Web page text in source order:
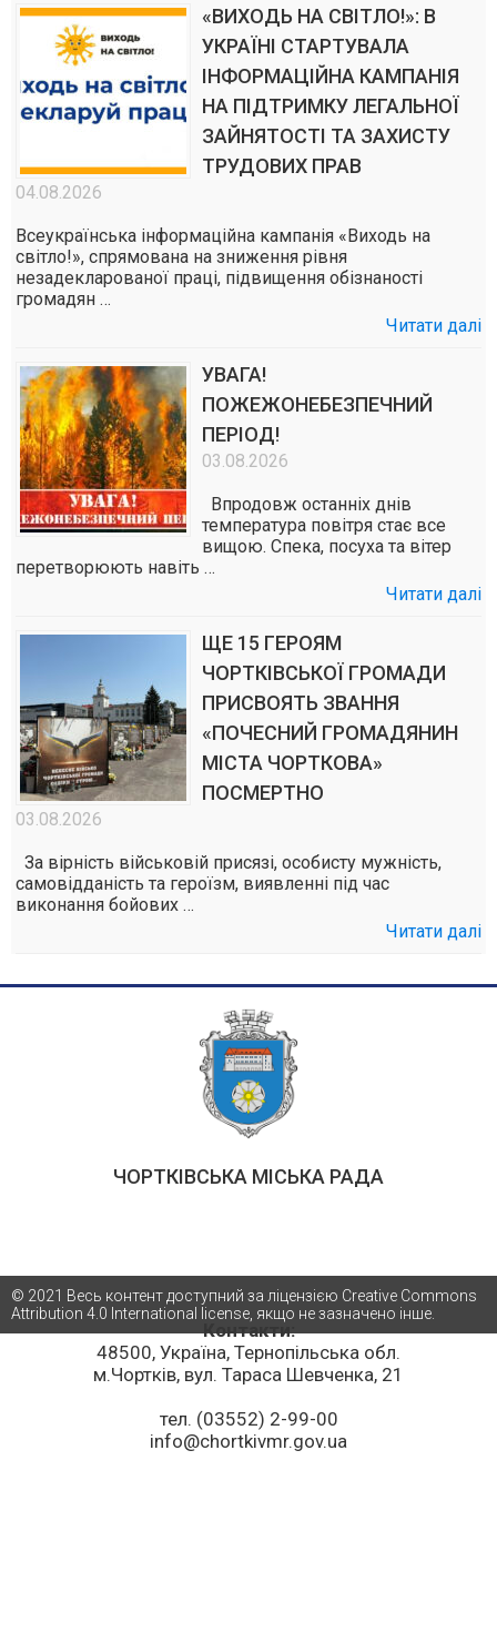
«ВИХОДЬ НА СВІТЛО!»: В
УКРАЇНІ СТАРТУВАЛА
ІНФОРМАЦІЙНА КАМПАНІЯ
НА ПІДТРИМКУ ЛЕГАЛЬНОЇ
ЗАЙНЯТОСТІ ТА ЗАХИСТУ
ТРУДОВИХ ПРАВ
04.08.2026
Всеукраїнська інформаційна кампанія «Виходь на
світло!», спрямована на зниження рівня
незадекларованої праці, підвищення обізнаності
громадян …
Читати далі
УВАГА!
ПОЖЕЖОНЕБЕЗПЕЧНИЙ
ПЕРІОД!
03.08.2026
Впродовж останніх днів
температура повітря стає все
вищою. Спека, посуха та вітер
перетворюють навіть …
Читати далі
ЩЕ 15 ГЕРОЯМ
ЧОРТКІВСЬКОЇ ГРОМАДИ
ПРИСВОЯТЬ ЗВАННЯ
«ПОЧЕСНИЙ ГРОМАДЯНИН
МІСТА ЧОРТКОВА»
ПОСМЕРТНО
03.08.2026
За вірність військовій присязі, особисту мужність,
самовідданість та героїзм, виявленні під час
виконання бойових …
Читати далі
ЧОРТКІВСЬКА МІСЬКА РАДА
Контакти:
48500, Україна, Тернопільська обл.
м.Чортків, вул. Тараса Шевченка, 21
тел. (03552) 2-99-00
info@chortkivmr.gov.ua
© 2021 Весь контент доступний за ліцензією Creative Commons
Attribution 4.0 International license, якщо не зазначено інше.